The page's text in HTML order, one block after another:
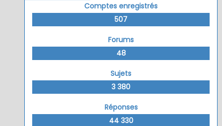
Comptes enregistrés
507
Forums
48
Sujets
3 380
Réponses
44 330